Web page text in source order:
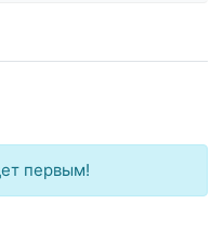
первым!